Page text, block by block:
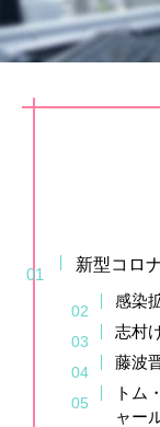
新型コロ
感染
志村
藤波
トム
ャー